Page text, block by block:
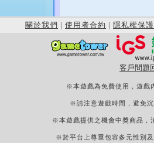
關於我們 | 使用者合約 | 隱私權保護
客戶問題
※本遊戲為免費使用，遊戲
※請注意遊戲時間，避免
※本遊戲提供之機會中獎商品，
※於平台上尊重包容多元性別